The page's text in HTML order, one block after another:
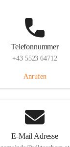
Telefonnummer
+43 5523 64712
Anrufen
E-Mail Adresse